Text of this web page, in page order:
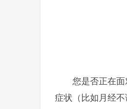
您是否正在
症状（比如月经